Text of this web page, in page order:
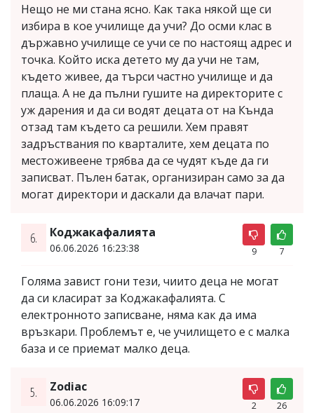
Нещо не ми стана ясно. Как така някой ще си
избира в кое училище да учи? До осми клас в
държавно училище се учи се по настоящ адрес и
точка. Който иска детето му да учи не там,
където живее, да търси частно училище и да
плаща. А не да пълни гушите на директорите с
уж дарения и да си водят децата от на Кънда
отзад там където са решили. Хем правят
задръствания по кварталите, хем децата по
местоживеене трябва да се чудят къде да ги
записват. Пълен батак, организиран само за да
могат директори и даскали да влачат пари.
6. Коджакафалията
06.06.2026 16:23:38 9 7
Голяма завист гони тези, чиито деца не могат
да си класират за Коджакафалията. С
електронното записване, няма как да има
връзкари. Проблемът е, че училището е с малка
база и се приемат малко деца.
5. Zodiac
06.06.2026 16:09:17 2 26